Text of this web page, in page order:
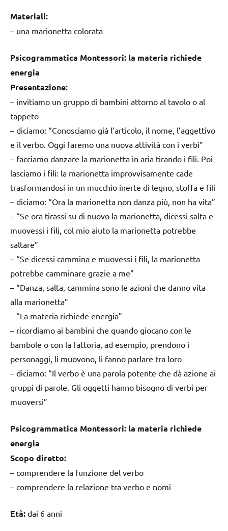
Materiali:
– una marionetta colorata
Psicogrammatica Montessori: la materia richiede
energia
Presentazione:
– invitiamo un gruppo di bambini attorno al tavolo o al
tappeto
– diciamo: “Conosciamo già l’articolo, il nome, l’aggettivo
e il verbo. Oggi faremo una nuova attività con i verbi”
– facciamo danzare la marionetta in aria tirando i fili. Poi
lasciamo i fili: la marionetta improvvisamente cade
trasformandosi in un mucchio inerte di legno, stoffa e fili
– diciamo: “Ora la marionetta non danza più, non ha vita”
– “Se ora tirassi su di nuovo la marionetta, dicessi salta e
muovessi i fili, col mio aiuto la marionetta potrebbe
saltare”
– “Se dicessi cammina e muovessi i fili, la marionetta
potrebbe camminare grazie a me”
– “Danza, salta, cammina sono le azioni che danno vita
alla marionetta”
– “La materia richiede energia”
– ricordiamo ai bambini che quando giocano con le
bambole o con la fattoria, ad esempio, prendono i
personaggi, li muovono, li fanno parlare tra loro
– diciamo: “Il verbo è una parola potente che dà azione ai
gruppi di parole. Gli oggetti hanno bisogno di verbi per
muoversi”
Psicogrammatica Montessori: la materia richiede
energia
Scopo diretto:
– comprendere la funzione del verbo
– comprendere la relazione tra verbo e nomi
Età: dai 6 anni